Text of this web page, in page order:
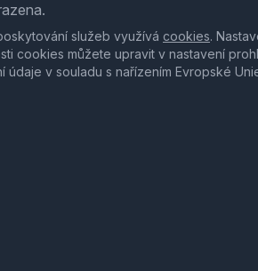
služeb využívá cookies.
cookies můžete upravit v nastavení
údaje v souladu s nařízením Evropské